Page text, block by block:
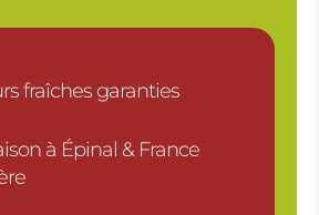
fraîches garanties
à Épinal & France